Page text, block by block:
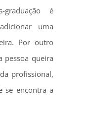
é
uma
Por outro
pessoa queira
profissional,
se encontra a